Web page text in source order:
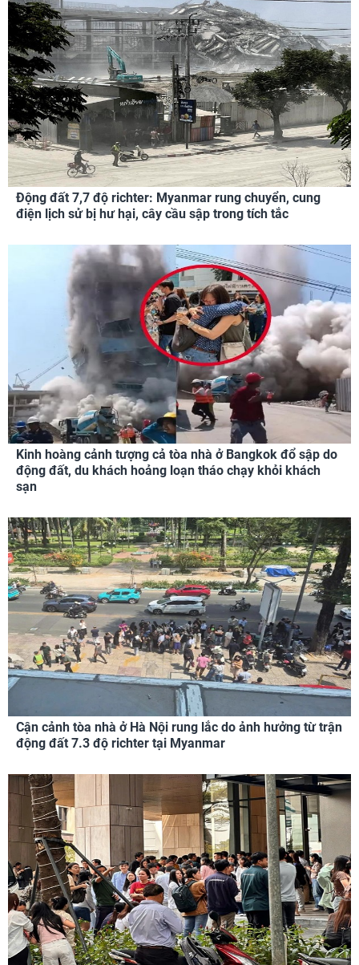
Động đất 7,7 độ richter: Myanmar rung chuyển, cung
điện lịch sử bị hư hại, cây cầu sập trong tích tắc
Kinh hoàng cảnh tượng cả tòa nhà ở Bangkok đổ sập do
động đất, du khách hoảng loạn tháo chạy khỏi khách
sạn
Cận cảnh tòa nhà ở Hà Nội rung lắc do ảnh hưởng từ trận
động đất 7.3 độ richter tại Myanmar